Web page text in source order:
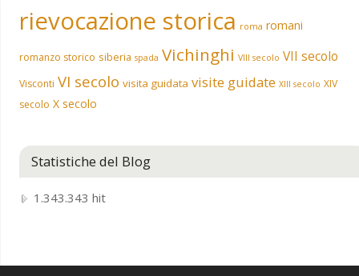
rievocazione storica roma romani
romanzo storico siberia spada Vichinghi VIII secolo VII secolo
Visconti VI secolo visita guidata visite guidate XIII secolo XIV
secolo X secolo
Statistiche del Blog
1.343.343 hit